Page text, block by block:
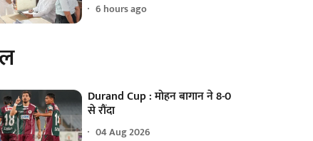
6 hours ago
Durand Cup : मोहन बागान ने 8-0
से रौंदा
04 Aug 2026